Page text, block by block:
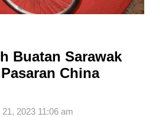
Buatan Sarawak
China
2023 11:06 am